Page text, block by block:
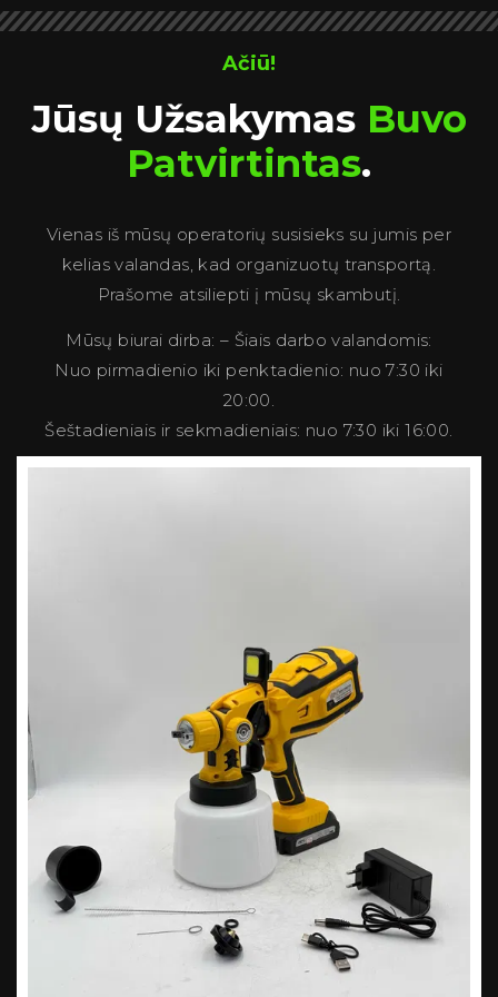
Ačiū!
Jūsų Užsakymas Buvo
Patvirtintas.
Vienas iš mūsų operatorių susisieks su jumis per
kelias valandas, kad organizuotų transportą.
Prašome atsiliepti į mūsų skambutį.
Mūsų biurai dirba: – Šiais darbo valandomis:
Nuo pirmadienio iki penktadienio: nuo 7:30 iki
20:00.
Šeštadieniais ir sekmadieniais: nuo 7:30 iki 16:00.